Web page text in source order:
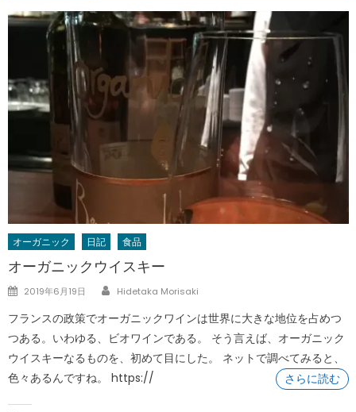
オーガニック 日記 食品
オーガニックウイスキー
Posted
2019年6月19日 Author
Hidetaka Morisaki
フランスの政策でオーガニックワインは世界に大きな地位を占めつ
つある。いわゆる、ビオワインである。 そう言えば、オーガニック
ウイスキーなるものを、初めて目にした。 ネットで調べてみると、
色々あるんですね。 https://
さらに読む